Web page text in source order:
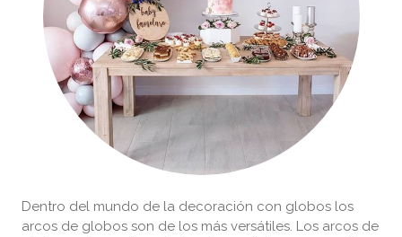
Dentro del mundo de la decoración con globos los
arcos de globos son de los más versátiles. Los arcos de